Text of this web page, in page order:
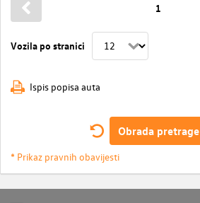
Vozila po stranici
1
Ispis popisa auta
Obrada pretrage
* Prikaz pravnih obavijesti